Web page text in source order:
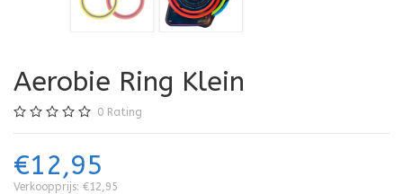
Aerobie Ring Klein
0 Rating
€12,95
Verkoopprijs: €12,95